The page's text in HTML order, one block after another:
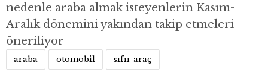
nedenle araba almak isteyenlerin Kasım-
Aralık dönemini yakından takip etmeleri
öneriliyor
araba otomobil sıfır araç